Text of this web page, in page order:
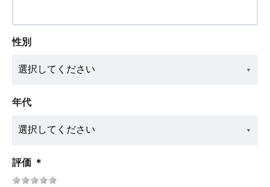
性別
年代
評価 ＊